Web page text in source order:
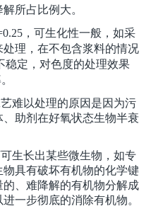
所占比例大。
，可生化性一般，如采
理，在不包含浆料的情况
稳定，对色度的处理效果
难以处理的原因是因为污
助剂在好氧状态生物半衰
生长出某些微生物，如专
具有破坏有机物的化学键
、难降解的有机物分解成
一步彻底的消除有机物。